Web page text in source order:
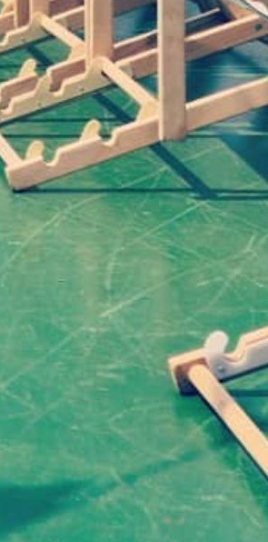
AlphaTheta
XDJ-AZ
ACER
H6517ST